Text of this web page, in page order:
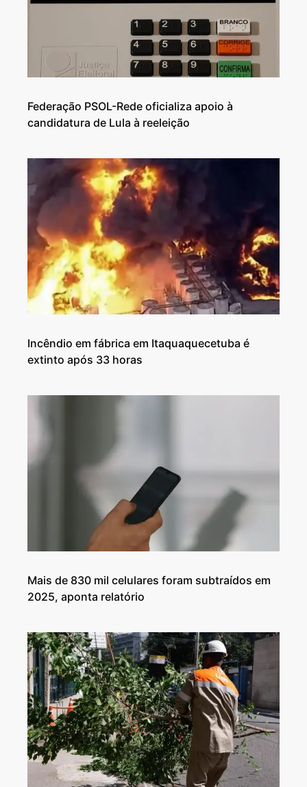
Federação PSOL-Rede oficializa apoio à
candidatura de Lula à reeleição
Incêndio em fábrica em Itaquaquecetuba é
extinto após 33 horas
Mais de 830 mil celulares foram subtraídos em
2025, aponta relatório